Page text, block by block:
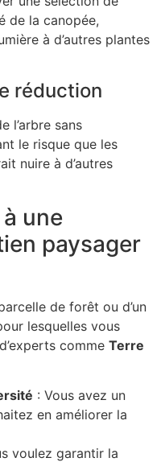
de la canopée,
à d’autres plantes
réduction
l’arbre sans
le risque que les
nuire à d’autres
une
paysager
de forêt ou d’un
lesquelles vous
comme Terre
: Vous avez un
en améliorer la
voulez garantir la